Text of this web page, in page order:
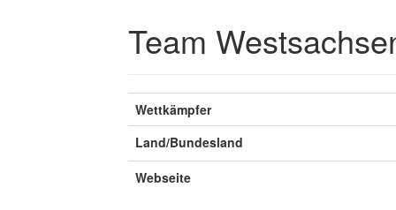
Team
Wettkämpfer
Land/Bundesland
Webseite